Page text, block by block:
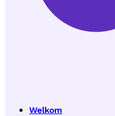
Welkom